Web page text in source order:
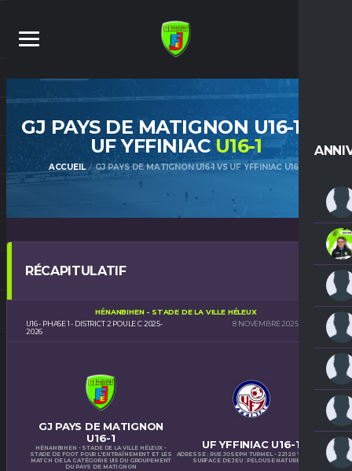
GJ PAYS DE MATIGNON U16-1 VS
UF YFFINIACU16-1
ACCUEIL GJ PAYS DE MATIGNON U16-1 VS UF YFFINIAC U16-1
RÉCAPITULATIF
U16 - PHASE 1 - DISTRICT 2 POULE C 2025-
2026
HÉNANBIHEN - STADE DE LA VILLE HÉLEUX
8 NOVEMBRE 2025
GJ PAYS DE MATIGNON
U16-1
HÉNANBIHEN - STADE DE LA VILLE HÉLEUX -
STADE DE FOOT POUR L'ENTRAÎNEMENT ET LES
MATCH DE LA CATÉGORIE U15 DU GROUPEMENT
DU PAYS DE MATIGNON
UF YFFINIAC U16-1
ADRESSE : RUE JOSEPH TURMEL - 22120 YFFINIAC
SURFACE DE JEU : PELOUSE NATURELLE